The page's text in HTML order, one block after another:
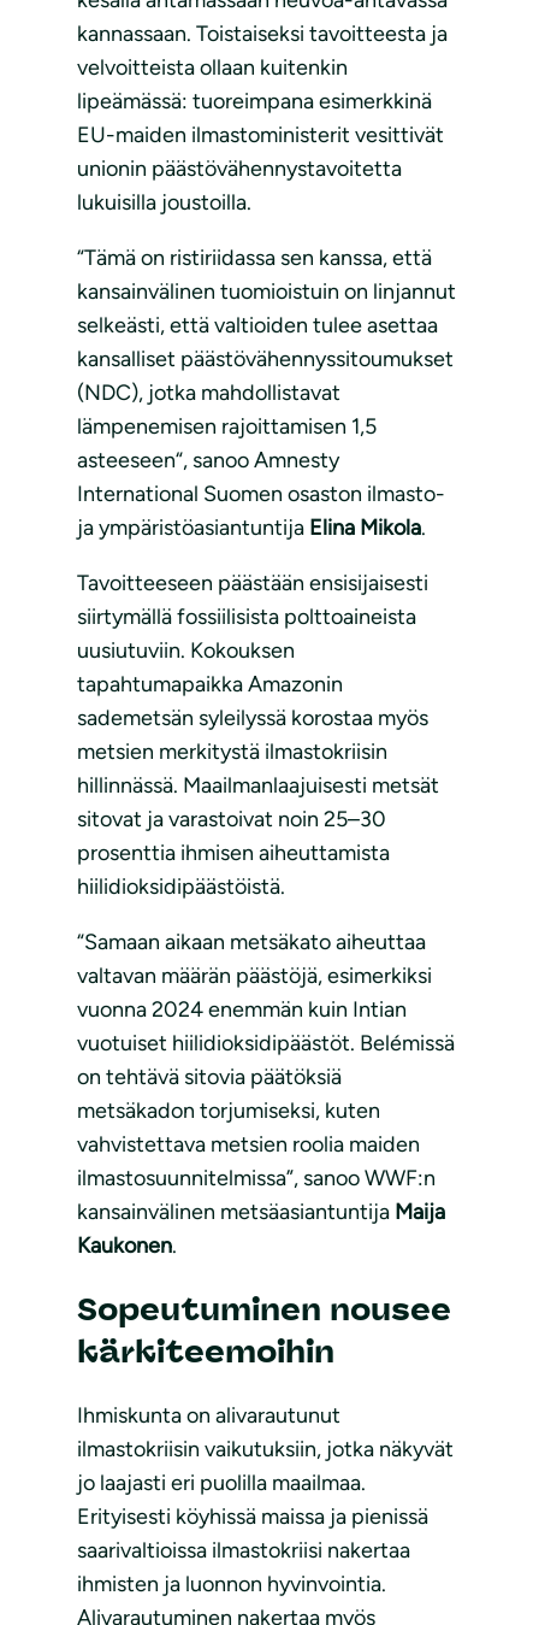
kannassaan. Toistaiseksi tavoitteesta ja
velvoitteista ollaan kuitenkin
lipeämässä: tuoreimpana esimerkkinä
EU-maiden ilmastoministerit vesittivät
unionin päästövähennystavoitetta
lukuisilla joustoilla.
“Tämä on ristiriidassa sen kanssa, että
kansainvälinen tuomioistuin on linjannut
selkeästi, että valtioiden tulee asettaa
kansalliset päästövähennyssitoumukset
(NDC), jotka mahdollistavat
lämpenemisen rajoittamisen 1,5
asteeseen“, sanoo Amnesty
International Suomen osaston ilmasto-
ja ympäristöasiantuntija Elina Mikola.
Tavoitteeseen päästään ensisijaisesti
siirtymällä fossiilisista polttoaineista
uusiutuviin. Kokouksen
tapahtumapaikka Amazonin
sademetsän syleilyssä korostaa myös
metsien merkitystä ilmastokriisin
hillinnässä. Maailmanlaajuisesti metsät
sitovat ja varastoivat noin 25–30
prosenttia ihmisen aiheuttamista
hiilidioksidipäästöistä.
“Samaan aikaan metsäkato aiheuttaa
valtavan määrän päästöjä, esimerkiksi
vuonna 2024 enemmän kuin Intian
vuotuiset hiilidioksidipäästöt. Belémissä
on tehtävä sitovia päätöksiä
metsäkadon torjumiseksi, kuten
vahvistettava metsien roolia maiden
ilmastosuunnitelmissa”, sanoo WWF:n
kansainvälinen metsäasiantuntija Maija
Kaukonen.
Sopeutuminen nousee
kärkiteemoihin
Ihmiskunta on alivarautunut
ilmastokriisin vaikutuksiin, jotka näkyvät
jo laajasti eri puolilla maailmaa.
Erityisesti köyhissä maissa ja pienissä
saarivaltioissa ilmastokriisi nakertaa
ihmisten ja luonnon hyvinvointia.
Alivarautuminen nakertaa myös